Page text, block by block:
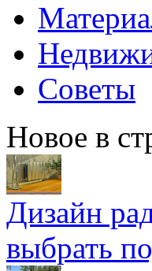
Советы
Новое в
Дизайн
выбрать